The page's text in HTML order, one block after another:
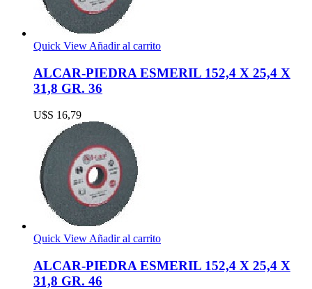
Quick View Añadir al carrito
ALCAR-PIEDRA ESMERIL 152,4 X 25,4 X
31,8 GR. 36
U$S 16,79
Quick View Añadir al carrito
ALCAR-PIEDRA ESMERIL 152,4 X 25,4 X
31,8 GR. 46